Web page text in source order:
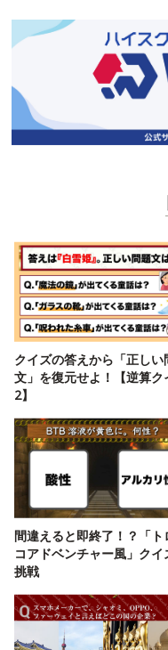
クイズの答えから「正しい
文」を復元せよ！【逆算ク
2】
間違えると即終了！？「ト
コアドベンチャー風」クイ
挑戦